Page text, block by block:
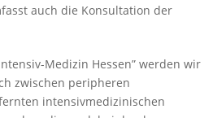
auch die Konsultation der
Medizin Hessen” werden wir
zwischen peripheren
intensivmedizinischen